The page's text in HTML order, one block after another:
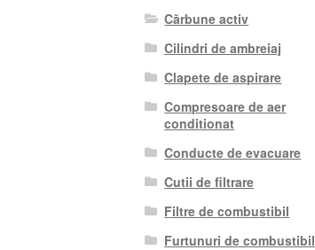
Cărbune activ
Cilindri de ambreiaj
Clapete de aspirare
Compresoare de aer
conditionat
Conducte de evacuare
Cutii de filtrare
Filtre de combustibil
Furtunuri de combustibil